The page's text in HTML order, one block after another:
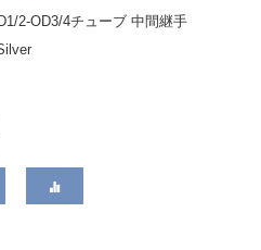
2-OD3/4チューブ 中間継手